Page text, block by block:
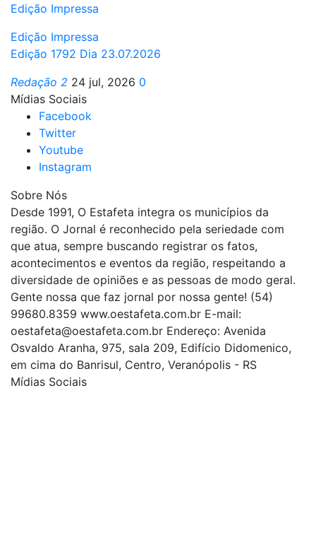
Edição Impressa
Edição Impressa
Edição 1792 Dia 23.07.2026
Redação 2 24 jul, 2026 0
Mídias Sociais
Facebook
Twitter
Youtube
Instagram
Sobre Nós
Desde 1991, O Estafeta integra os municípios da
região. O Jornal é reconhecido pela seriedade com
que atua, sempre buscando registrar os fatos,
acontecimentos e eventos da região, respeitando a
diversidade de opiniões e as pessoas de modo geral.
Gente nossa que faz jornal por nossa gente! (54)
99680.8359 www.oestafeta.com.br E-mail:
oestafeta@oestafeta.com.br Endereço: Avenida
Osvaldo Aranha, 975, sala 209, Edifício Didomenico,
em cima do Banrisul, Centro, Veranópolis - RS
Mídias Sociais